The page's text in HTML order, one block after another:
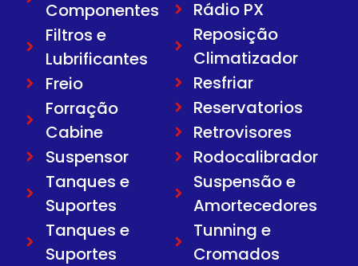
Componentes
Filtros e
Lubrificantes
Freio
Forração
Cabine
Suspensor
Tanques e
Suportes
Tanques e
Suportes
Rádio PX
Reposição
Climatizador
Resfriar
Reservatorios
Retrovisores
Rodocalibrador
Suspensão e
Amortecedores
Tunning e
Cromados